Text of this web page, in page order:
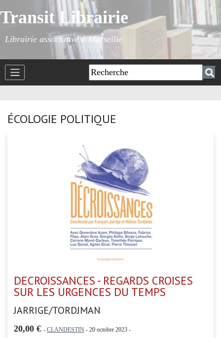
Transit Librairie
Librairie associative à Marseille
ÉCOLOGIE POLITIQUE
DECROISSANCES - REGARDS CROISES
SUR LES URGENCES DU TEMPS
JARRIGE/TORDJMAN
20,00 € - CLANDESTIN- 20 octobre 2023 -